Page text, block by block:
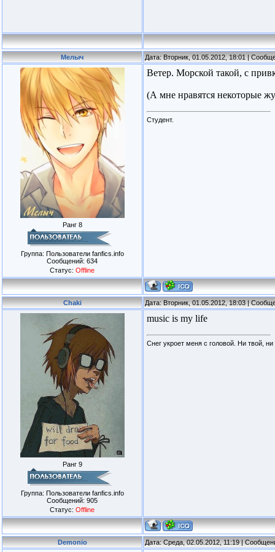
Мелыч Дата: Вторник, 01.05.2012, 18:01 |
Ранг 8
Группа: Пользователи fanfics.info
Сообщений: 634
Статус: Offline
Ветер. Морской такой, с
(А мне нравятся некоторые
Студент.
Chaki Дата: Вторник, 01.05.2012, 18:03 |
Ранг 9
Группа: Пользователи fanfics.info
Сообщений: 905
Статус: Offline
music is my life
Снег укроет меня с головой. Ни твой,
Demonio Дата: Среда, 02.05.2012, 11:19 |